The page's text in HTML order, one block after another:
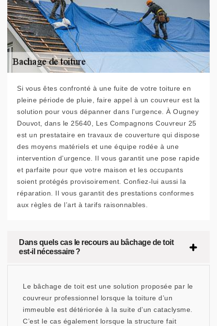
Si vous êtes confronté à une fuite de votre toiture en
pleine période de pluie, faire appel à un couvreur est la
solution pour vous dépanner dans l’urgence. À Ougney
Douvot, dans le 25640, Les Compagnons Couvreur 25
est un prestataire en travaux de couverture qui dispose
des moyens matériels et une équipe rodée à une
intervention d’urgence. Il vous garantit une pose rapide
et parfaite pour que votre maison et les occupants
soient protégés provisoirement. Confiez-lui aussi la
réparation. Il vous garantit des prestations conformes
aux règles de l’art à tarifs raisonnables.
Dans quels cas le recours au bâchage de toit
est-il nécessaire ?
Le bâchage de toit est une solution proposée par le
couvreur professionnel lorsque la toiture d’un
immeuble est détériorée à la suite d’un cataclysme.
C’est le cas également lorsque la structure fait